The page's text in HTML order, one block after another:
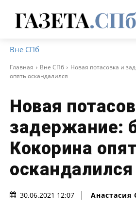
Вне СПб
Главная Вне СПб
Новая потасовка и
опять оскандалился
Новая
задержание:
Кокорина
оскандалился
30.06.2021 12:07 Анастасия